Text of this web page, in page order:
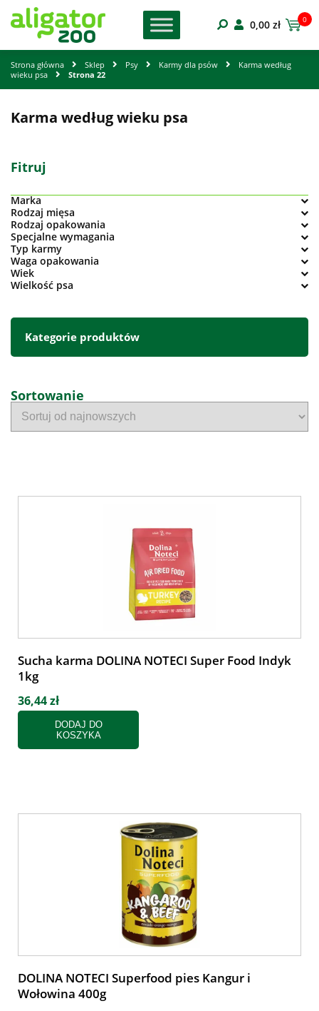
0,00 zł 0
Strona główna Sklep Psy Karmy dla psów
Karma według
wieku psa
Strona 22
Karma według wieku psa
Fitruj
Marka
Rodzaj mięsa
Rodzaj opakowania
Specjalne wymagania
Typ karmy
Waga opakowania
Wiek
Wielkość psa
Kategorie produktów
Sortowanie
Sucha karma DOLINA NOTECI Super Food Indyk
1kg
36,44 zł
DODAJ DO
KOSZYKA
DOLINA NOTECI Superfood pies Kangur i
Wołowina 400g